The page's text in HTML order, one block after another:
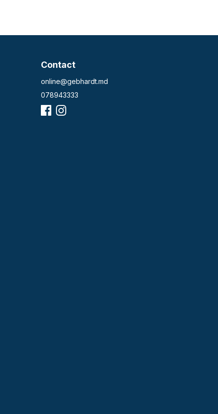
Contact
online@gebhardt.md
078943333